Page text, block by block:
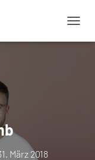
März 2018